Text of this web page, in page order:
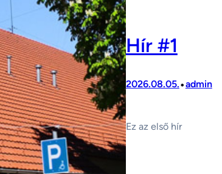
Hír #1
2026.08.05.•admin
Ez az első hír